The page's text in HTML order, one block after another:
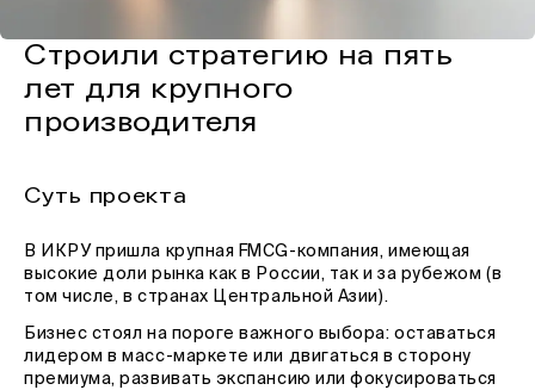
Строили стратегию на пять
лет для крупного
производителя
Суть проекта
В ИКРУ пришла крупная FMCG-компания, имеющая
высокие доли рынка как в России, так и за рубежом (в
том числе, в странах Центральной Азии).
Бизнес стоял на пороге важного выбора: оставаться
лидером в масс-маркете или двигаться в сторону
премиума, развивать экспансию или фокусироваться